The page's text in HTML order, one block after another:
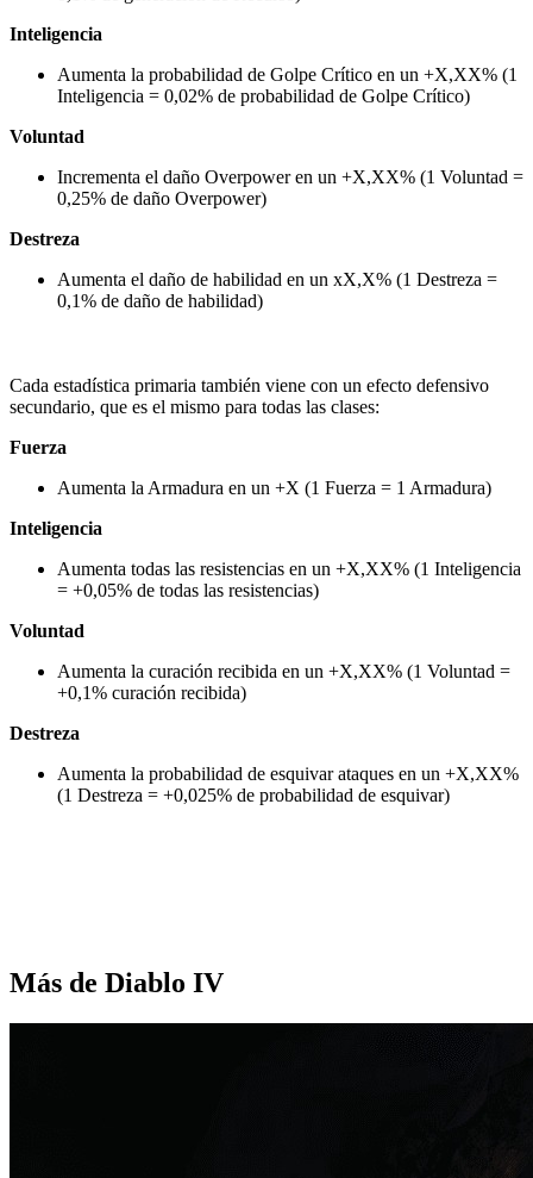
Inteligencia
Aumenta la probabilidad de Golpe Crítico en un +X,XX% (1
Inteligencia = 0,02% de probabilidad de Golpe Crítico)
Voluntad
Incrementa el daño Overpower en un +X,XX% (1 Voluntad =
0,25% de daño Overpower)
Destreza
Aumenta el daño de habilidad en un xX,X% (1 Destreza =
0,1% de daño de habilidad)
Cada estadística primaria también viene con un efecto defensivo
secundario, que es el mismo para todas las clases:
Fuerza
Aumenta la Armadura en un +X (1 Fuerza = 1 Armadura)
Inteligencia
Aumenta todas las resistencias en un +X,XX% (1 Inteligencia
= +0,05% de todas las resistencias)
Voluntad
Aumenta la curación recibida en un +X,XX% (1 Voluntad =
+0,1% curación recibida)
Destreza
Aumenta la probabilidad de esquivar ataques en un +X,XX%
(1 Destreza = +0,025% de probabilidad de esquivar)
Más de Diablo IV